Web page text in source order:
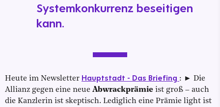
Systemkonkurrenz beseitigen
kann.
Heute im Newsletter Hauptstadt - Das Briefing : ► Die
Allianz gegen eine neue Abwrackprämie ist groß – auch
die Kanzlerin ist skeptisch. Lediglich eine Prämie light ist